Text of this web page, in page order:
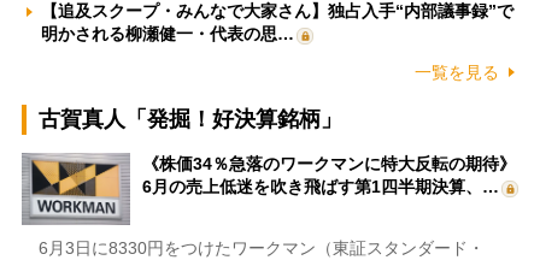
【追及スクープ・みんなで大家さん】独占入手“内部議事録”で
明かされる柳瀬健一・代表の思…
一覧を見る
古賀真人「発掘！好決算銘柄」
《株価34％急落のワークマンに特大反転の期待》
6月の売上低迷を吹き飛ばす第1四半期決算、…
6月3日に8330円をつけたワークマン（東証スタンダード・